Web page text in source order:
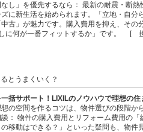
し」を優先するなら： 最新の耐震・断
に新生活を始められます。「立地・自
古」が魅力です。購入費用を抑え、そ
しに何が一番フィットするか」です。
とうまくいく？
括サポート！LIXILのノウハウで理想の住
の空間を作るコツは、物件選びの段階
： 物件の購入費用とリフォーム費用の
移動はできる？」といった疑問も、物